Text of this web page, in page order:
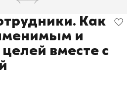
Как
и
вместе с